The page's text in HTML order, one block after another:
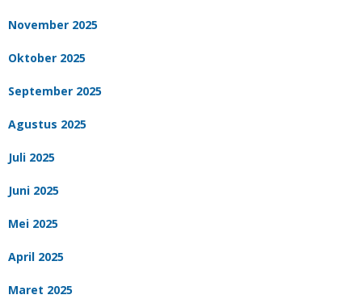
November 2025
Oktober 2025
September 2025
Agustus 2025
Juli 2025
Juni 2025
Mei 2025
April 2025
Maret 2025